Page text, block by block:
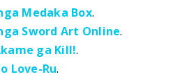
Medaka Box.
Sword Art Online.
ga Kill!.
Love-Ru.